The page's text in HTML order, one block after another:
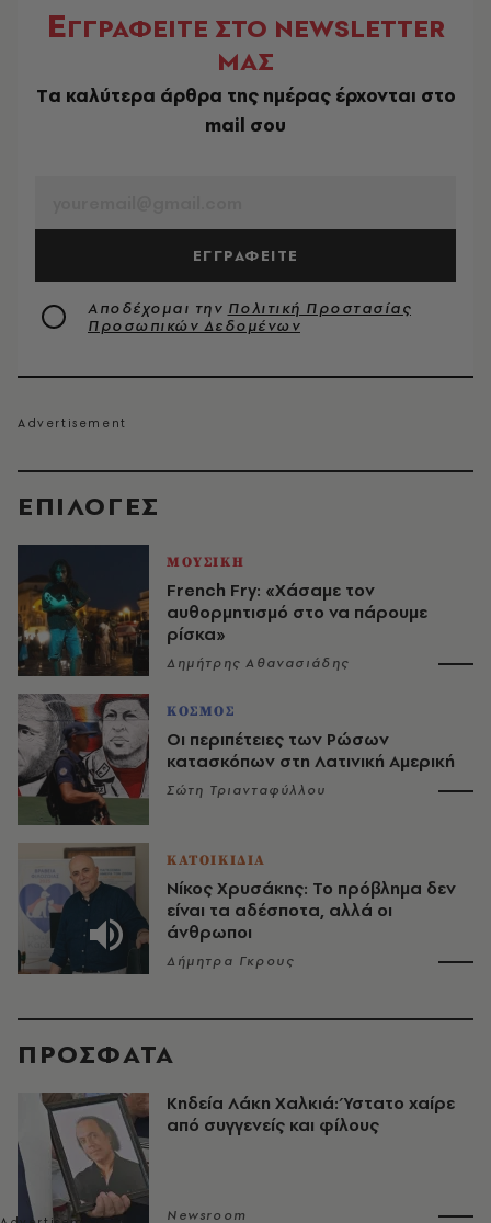
EΠΙΛΟΓΈΣ
ΜΟΥΣΙΚΗ
French Fry: «Χάσαμε τον
αυθορμητισμό στο να πάρουμε
ρίσκα»
Δημήτρης Αθανασιάδης
ΚΟΣΜΟΣ
Οι περιπέτειες των Ρώσων
κατασκόπων στη Λατινική Αμερική
Σώτη Τριανταφύλλου
ΚΑΤΟΙΚΙΔΙΑ
Νίκος Χρυσάκης: Το πρόβλημα δεν
είναι τα αδέσποτα, αλλά οι
άνθρωποι
Δήμητρα Γκρους
ΕΓΓΡΑΦΕΙΤΕ ΣΤΟ NEWSLETTER
ΜΑΣ
Tα καλύτερα άρθρα της ημέρας έρχονται στο
mail σου
ΕΓΓΡΑΦΕΙΤΕ
Αποδέχομαι την Πολιτική Προστασίας
Προσωπικών Δεδομένων
ΠΡΟΣΦΑΤΑ
Κηδεία Λάκη Χαλκιά: Ύστατο χαίρε
από συγγενείς και φίλους
Newsroom